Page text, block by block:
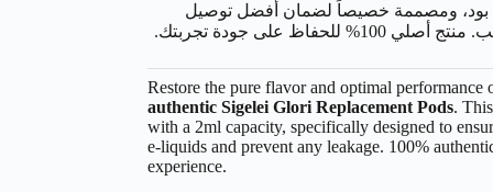
بديلة، بسعة 2 مل لكل بود، ومصممة خصيصاً لضمان أفضل توصيل
على جودة تجربتك.
Restore the pure flavor and optimal
authentic Sigelei Glori Replacement Pods.
with a 2ml capacity, specifically designed to
e-liquids and prevent any leakage. 100%
experience.